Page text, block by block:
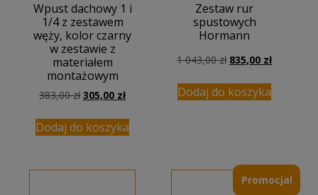
Wpust dachowy 1 i
1/4 z zestawem
węży, kolor czarny
w zestawie z
materiałem
montażowym
383,00zł Pierwotna
wynosiła:
383,00 zł.
305,00 złAktualna
wynosi:
305,00 zł.
Dodaj do koszyka
Zestaw rur
spustowych
Hormann
1 043,00zł Pierwotna
wynosiła:
1
835,00 złAktualna
Dodaj do koszyka
Promocja!